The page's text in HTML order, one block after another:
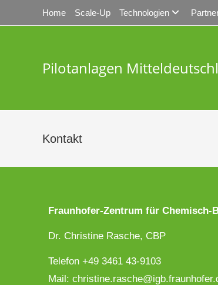
Home Scale-Up Technologien
Pilotanlagen
Kontakt
Fraunhofer-Zentrum für Chemisch-
Dr. Christine Rasche, CBP
Telefon +49 3461 43-9103
Mail: